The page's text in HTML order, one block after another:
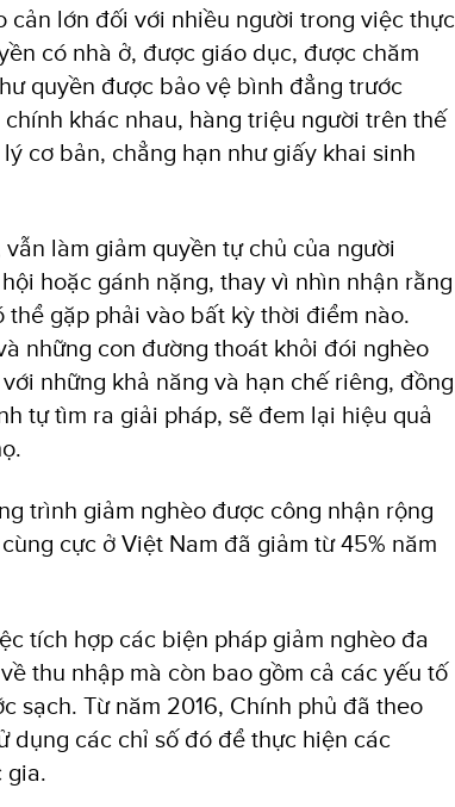
lớn đối với nhiều người trong việc thực
có nhà ở, được giáo dục, được chăm
quyền được bảo vệ bình đẳng trước
khác nhau, hàng triệu người trên thế
cơ bản, chẳng hạn như giấy khai sinh
làm giảm quyền tự chủ của người
hoặc gánh nặng, thay vì nhìn nhận rằng
gặp phải vào bất kỳ thời điểm nào.
những con đường thoát khỏi đói nghèo
những khả năng và hạn chế riêng, đồng
tự tìm ra giải pháp, sẽ đem lại hiệu quả
trình giảm nghèo được công nhận rộng
cực ở Việt Nam đã giảm từ 45% năm
tích hợp các biện pháp giảm nghèo đa
thu nhập mà còn bao gồm cả các yếu tố
sạch. Từ năm 2016, Chính phủ đã theo
dụng các chỉ số đó để thực hiện các
gia.